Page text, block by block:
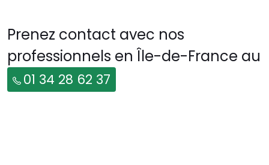
Prenez contact avec nos
professionnels en Île-de-France au
01 34 28 62 37